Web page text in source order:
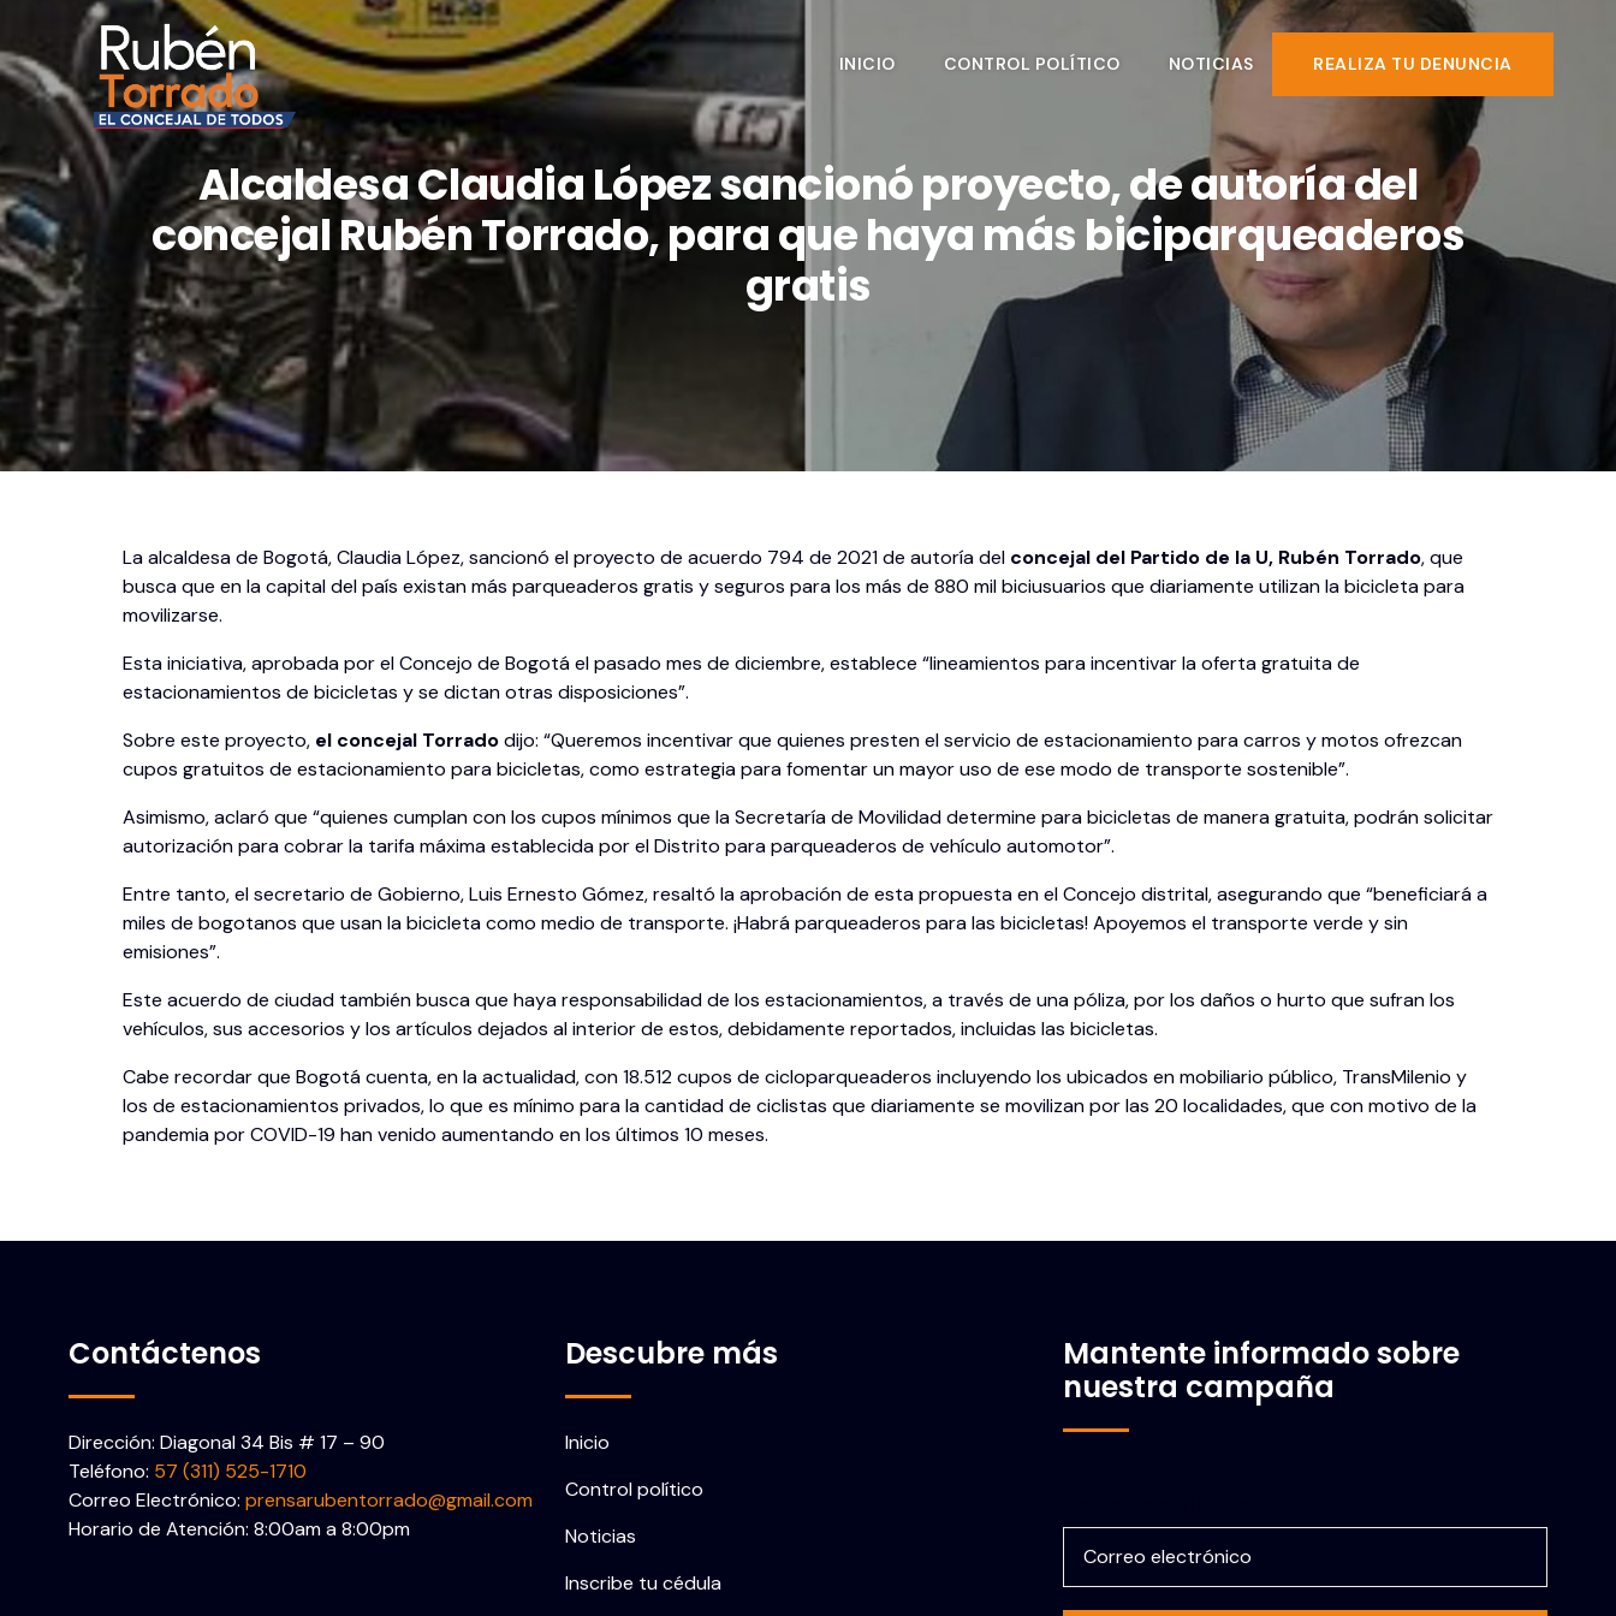
INICIO CONTROL POLÍTICO NOTICIAS REALIZA TU DENUNCIA
Alcaldesa Claudia López sancionó proyecto, de autoría del
concejal Rubén Torrado, para que haya más biciparqueaderos
gratis
La alcaldesa de Bogotá, Claudia López, sancionó el proyecto de acuerdo 794 de 2021 de autoría del concejal del Partido de la U, Rubén Torrado, que
busca que en la capital del país existan más parqueaderos gratis y seguros para los más de 880 mil biciusuarios que diariamente utilizan la bicicleta para
movilizarse.
Esta iniciativa, aprobada por el Concejo de Bogotá el pasado mes de diciembre, establece “lineamientos para incentivar la oferta gratuita de
estacionamientos de bicicletas y se dictan otras disposiciones”.
Sobre este proyecto, el concejal Torradodijo: “Queremos incentivar que quienes presten el servicio de estacionamiento para carros y motos ofrezcan
cupos gratuitos de estacionamiento para bicicletas, como estrategia para fomentar un mayor uso de ese modo de transporte sostenible”.
Asimismo, aclaró que “quienes cumplan con los cupos mínimos que la Secretaría de Movilidad determine para bicicletas de manera gratuita, podrán solicitar
autorización para cobrar la tarifa máxima establecida por el Distrito para parqueaderos de vehículo automotor”.
Entre tanto, el secretario de Gobierno, Luis Ernesto Gómez, resaltó la aprobación de esta propuesta en el Concejo distrital, asegurando que “beneficiará a
miles de bogotanos que usan la bicicleta como medio de transporte. ¡Habrá parqueaderos para las bicicletas! Apoyemos el transporte verde y sin
emisiones”.
Este acuerdo de ciudad también busca que haya responsabilidad de los estacionamientos, a través de una póliza, por los daños o hurto que sufran los
vehículos, sus accesorios y los artículos dejados al interior de estos, debidamente reportados, incluidas las bicicletas.
Cabe recordar que Bogotá cuenta, en la actualidad, con 18.512 cupos de cicloparqueaderos incluyendo los ubicados en mobiliario público, TransMilenio y
los de estacionamientos privados, lo que es mínimo para la cantidad de ciclistas que diariamente se movilizan por las 20 localidades, que con motivo de la
pandemia por COVID-19 han venido aumentando en los últimos 10 meses.
Contáctenos
Dirección: Diagonal 34 Bis # 17 – 90
Teléfono: 57 (311) 525-1710
Correo Electrónico: prensarubentorrado@gmail.com
Horario de Atención: 8:00am a 8:00pm
Descubre más
Inicio
Control político
Noticias
Inscribe tu cédula
Mantente informado sobre
nuestra campaña